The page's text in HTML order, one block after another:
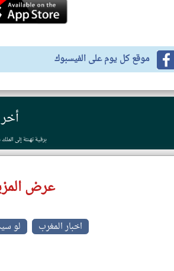
موقع كل يوم على الفيسبوك
أخر
برقية تهنئة إلى
عرض
اخبار المغرب لو